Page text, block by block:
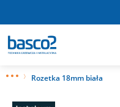
Rozetka 18mm biała